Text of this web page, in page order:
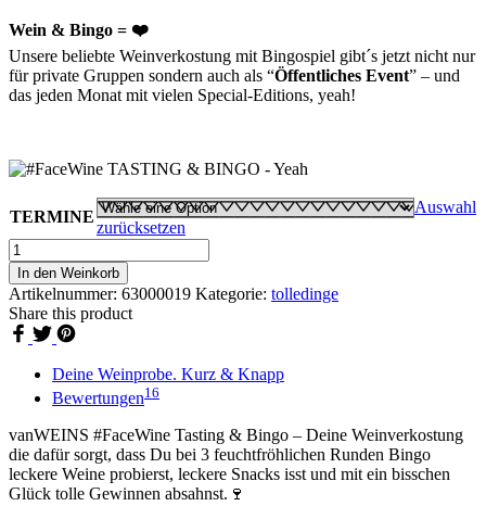
Wein & Bingo = ❤️
Unsere beliebte Weinverkostung mit Bingospiel gibt´s jetzt nicht nur
für private Gruppen sondern auch als “Öffentliches Event” – und
das jeden Monat mit vielen Special-Editions, yeah!
TERMINE
Auswahl
zurücksetzen
#FaceWineTasting
&
BingoÖFFENTLICH
Menge
In den Weinkorb
Artikelnummer: 63000019 Kategorie: tolledinge
Share this product
Deine Weinprobe. Kurz & Knapp
Bewertungen16
vanWEINS #FaceWine Tasting & Bingo – Deine Weinverkostung
die dafür sorgt, dass Du bei 3 feuchtfröhlichen Runden Bingo
leckere Weine probierst, leckere Snacks isst und mit ein bisschen
Glück tolle Gewinnen absahnst.🍷